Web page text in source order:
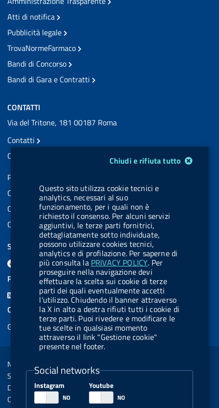
Chiudi e rifiuta tutto
Questo sito utilizza cookie tecnici e
analytics, necessari al suo
funzionamento, per i quali non è
richiesto il consenso. Per alcuni servizi
aggiuntivi, le terze parti fornitrici,
dettagliatamente sotto individuate,
possono utilizzare cookies tecnici,
analytics e di profilazione. Per saperne di
più consulta la PRIVACY POLICY. Per
proseguire nella navigazione devi
effettuare la scelta sui cookie di terze
parti dei quali eventualmente accetti
l’utilizzo. Chiudendo il banner attraverso
la X in alto a destra rifiuti tutti i cookie di
terze parti. Puoi rivedere e modificare le
tue scelte in qualsiasi momento
attraverso il link "Gestione cookie"
presente nel footer.
Social networks
Instagram Youtube
Atti di notifica
Pubblicità legale
TrovaNormeFarmaco
Bandi di Concorso
Bandi di Gara e Contratti
CONTATTI
Via del Tritone, 181 00187 Roma
Contatti
Contatti PEC
Partita IVA: 08703841000
Codice Fiscale: 97345810580
Codice IPA AIFA: aifa_rm
Codice IPA UCB: UFE1TR
SEGUICI SU
l
a
b
e
l
.
b
t
t
o
X
B
l
u
e
s
k
y
Y
o
u
t
u
b
e
l
a
b
e
l
.
b
t
t
o
FEED RSS
COOKIES
Gestione cookie
Sezione Link Utili
Note legali
Social Media Policy
Dichiarazione di accessibilità
Obiettivi di accessibilità